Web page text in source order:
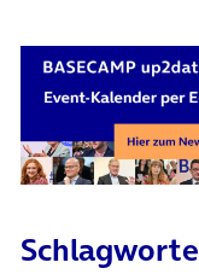
Schlagworte